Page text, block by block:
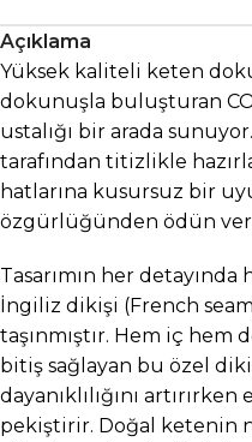
Açıklama
Yüksek kaliteli keten
dokunuşla buluşturan
ustalığı bir arada
tarafından titizlikle
hatlarına kusursuz bir
özgürlüğünden ödün
Tasarımın her
İngiliz dikişi (French
taşınmıştır. Hem iç hem
bitiş sağlayan bu özel
dayanıklılığını
pekiştirir. Doğal ketenin